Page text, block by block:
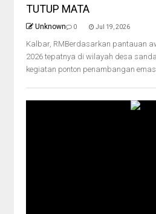
TUTUP MATA
Unknown 0 Jul 19, 2026
Kalbar, RMBerdasarkan pantauan
2026 tepatnya di wilayah desa
kegiatan ponton penambangan